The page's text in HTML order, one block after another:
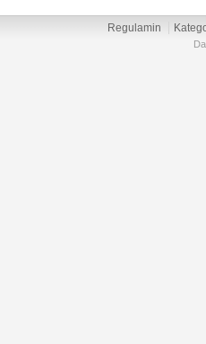
Regulamin